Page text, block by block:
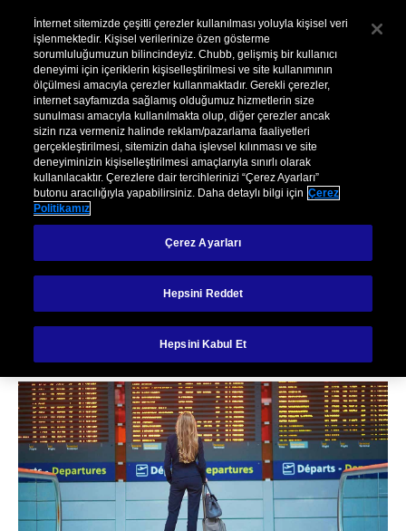
Kurumsal Hasar Şikayet
SEYAHAT
İş seyahati yapan
kişiler için güvenlik
ipuçları
İnternet sitemizde çeşitli çerezler kullanılması yoluyla kişisel veri
işlenmektedir. Kişisel verilerinize özen gösterme
sorumluluğumuzun bilincindeyiz. Chubb, gelişmiş bir kullanıcı
deneyimi için içeriklerin kişiselleştirilmesi ve site kullanımının
ölçülmesi amacıyla çerezler kullanmaktadır. Gerekli çerezler,
internet sayfamızda sağlamış olduğumuz hizmetlerin size
sunulması amacıyla kullanılmakta olup, diğer çerezler ancak
sizin rıza vermeniz halinde reklam/pazarlama faaliyetleri
gerçekleştirilmesi, sitemizin daha işlevsel kılınması ve site
deneyiminizin kişiselleştirilmesi amaçlarıyla sınırlı olarak
kullanılacaktır. Çerezlere dair tercihlerinizi “Çerez Ayarları”
butonu aracılığıyla yapabilirsiniz. Daha detaylı bilgi için Çerez
Politikamız
Çerez Ayarları
Hepsini Reddet
Hepsini Kabul Et